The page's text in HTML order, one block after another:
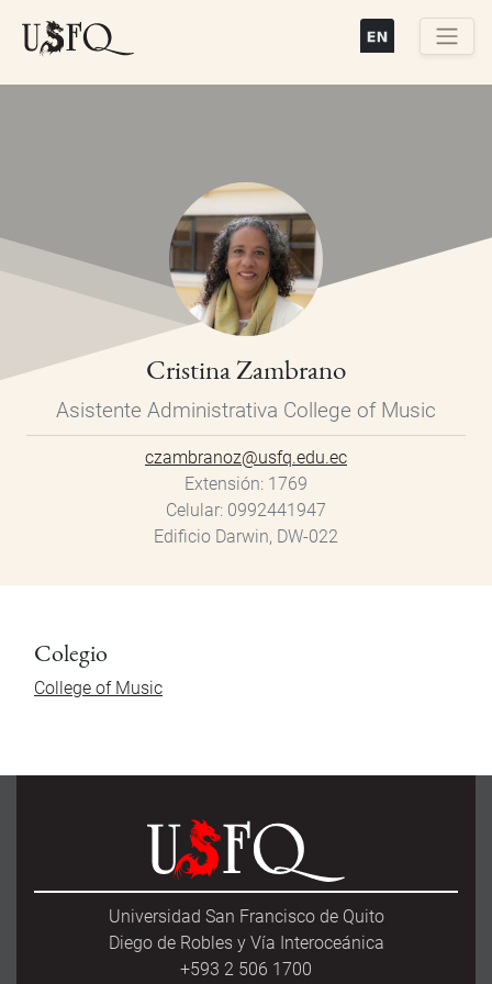
Cristina Zambrano
Asistente Administrativa College of Music
czambranoz@usfq.edu.ec
Extensión 1769
Celular 0992441947
Edificio Darwin, DW-022
Colegio
College of Music
Universidad San Francisco de Quito
Diego de Robles y Vía Interoceánica
+593 2 506 1700